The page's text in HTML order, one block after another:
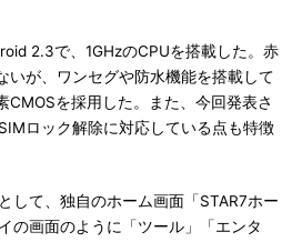
2.3で、1GHzのCPUを搭載した。赤
いが、ワンセグや防水機能を搭載して
CMOSを採用した。また、今回発表さ
ロック解除に対応している点も特徴
して、独自のホーム画面「STAR7ホー
の画面のように「ツール」「エンタ